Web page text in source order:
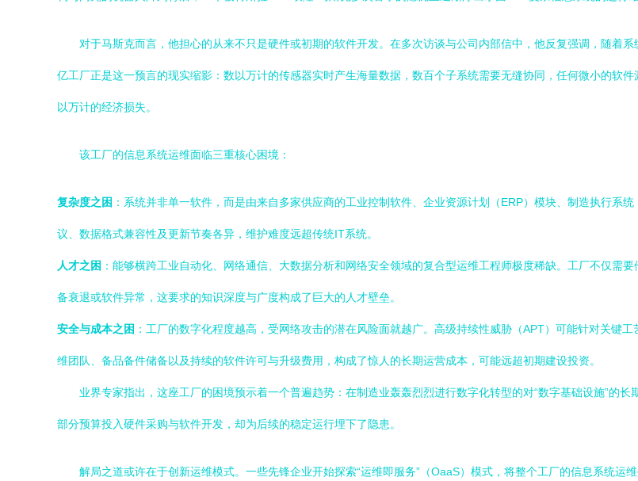
对于马斯克而言，他担心的从来不只是硬件或初期的软件开发。在多次访谈与公司内部信中，他反复强调，随着
亿工厂正是这一预言的现实缩影：数以万计的传感器实时产生海量数据，数百个子系统需要无缝协同，任何微小的软
以万计的经济损失。
该工厂的信息系统运维面临三重核心困境：
复杂度之困 ：系统并非单一软件，而是由来自多家供应商的工业控制软件、企业资源计划（ERP）模块、制造执行系
议、数据格式兼容性及更新节奏各异，维护难度远超传统IT系统。
人才之困 ：能够横跨工业自动化、网络通信、大数据分析和网络安全领域的复合型运维工程师极度稀缺。工厂不仅需
备衰退或软件异常，这要求的知识深度与广度构成了巨大的人才壁垒。
安全与成本之困 ：工厂的数字化程度越高，受网络攻击的潜在风险面就越广。高级持续性威胁（APT）可能针对关键
维团队、备品备件储备以及持续的软件许可与升级费用，构成了惊人的长期运营成本，可能远超初期建设投资。
业界专家指出，这座工厂的困境预示着一个普遍趋势：在制造业轰轰烈烈进行数字化转型的对“数字基础设施”的
部分预算投入硬件采购与软件开发，却为后续的稳定运行埋下了隐患。
解局之道或许在于创新运维模式。一些先锋企业开始探索“运维即服务”（OaaS）模式，将整个工厂的信息系统